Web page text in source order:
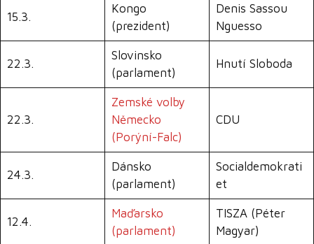
15.3.
Kongo
(prezident)
Denis Sassou
Nguesso
22.3.
Slovinsko
(parlament)
Hnutí Sloboda
22.3.
Zemské volby
Německo
(Porýní-Falc)
CDU
24.3.
Dánsko
(parlament)
Socialdemokrati
et
12.4.
Maďarsko
(parlament)
TISZA (Péter
Magyar)